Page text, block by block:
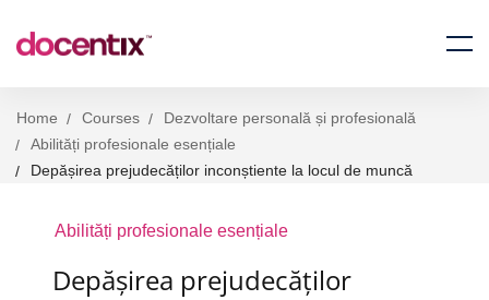
Home Courses
Dezvoltare personală și profesională
Abilități profesionale esențiale
Depășirea prejudecăților inconștiente la locul de muncă
Abilități profesionale esențiale
Depășirea prejudecăților